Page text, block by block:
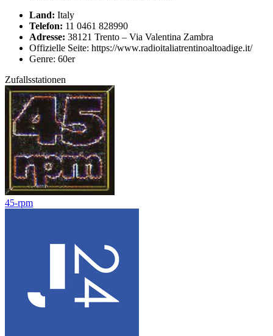
Land: Italy
Telefon: 11 0461 828990
Adresse: 38121 Trento – Via Valentina Zambra
Offizielle Seite: https://www.radioitaliatrentinoaltoadige.it/
Genre: 60er
Zufallsstationen
45-rpm